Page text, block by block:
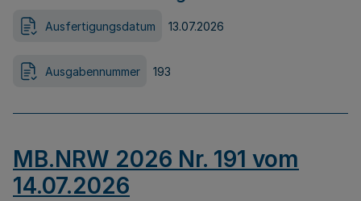
Ausfertigungsdatum 13.07.2026
Ausgabennummer 193
MB.NRW 2026 Nr. 191 vom
14.07.2026